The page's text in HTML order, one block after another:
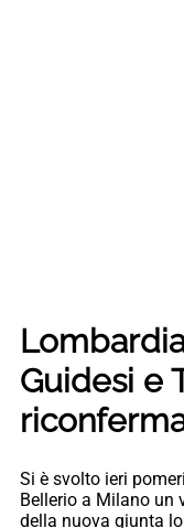
Guidesi e
Si è svolto ieri
Bellerio a Milano un
della nuova giunta